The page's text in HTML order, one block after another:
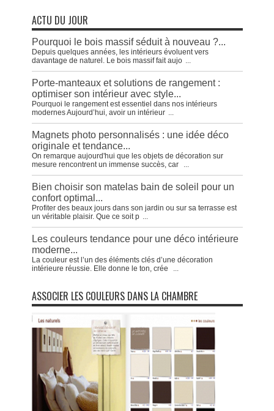
ACTU DU JOUR
Pourquoi le bois massif séduit à nouveau ?...
Depuis quelques années, les intérieurs évoluent vers
davantage de naturel. Le bois massif fait aujo
Porte-manteaux et solutions de rangement :
optimiser son intérieur avec style...
Pourquoi le rangement est essentiel dans nos intérieurs
modernes Aujourd’hui, avoir un intérieur
Magnets photo personnalisés : une idée déco
originale et tendance...
On remarque aujourd'hui que les objets de décoration sur
mesure rencontrent un immense succès, car
Bien choisir son matelas bain de soleil pour un
confort optimal...
Profiter des beaux jours dans son jardin ou sur sa terrasse est
un véritable plaisir. Que ce soit p
Les couleurs tendance pour une déco intérieure
moderne...
La couleur est l’un des éléments clés d’une décoration
intérieure réussie. Elle donne le ton, crée
ASSOCIER LES COULEURS DANS LA CHAMBRE